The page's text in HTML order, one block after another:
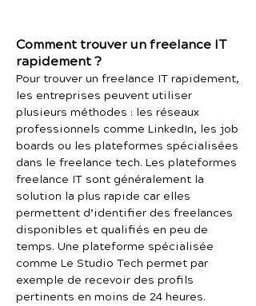
Comment trouver un freelance IT
rapidement ?
Pour trouver un freelance IT rapidement,
les entreprises peuvent utiliser
plusieurs méthodes : les réseaux
professionnels comme LinkedIn, les job
boards ou les plateformes spécialisées
dans le freelance tech. Les plateformes
freelance IT sont généralement la
solution la plus rapide car elles
permettent d’identifier des freelances
disponibles et qualifiés en peu de
temps. Une plateforme spécialisée
comme Le Studio Tech permet par
exemple de recevoir des profils
pertinents en moins de 24 heures.